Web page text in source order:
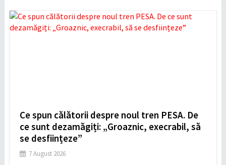
Ce spun călătorii despre noul tren PESA. De
ce sunt dezamăgiți: „Groaznic, execrabil, să
se desființeze”
7 August 2026